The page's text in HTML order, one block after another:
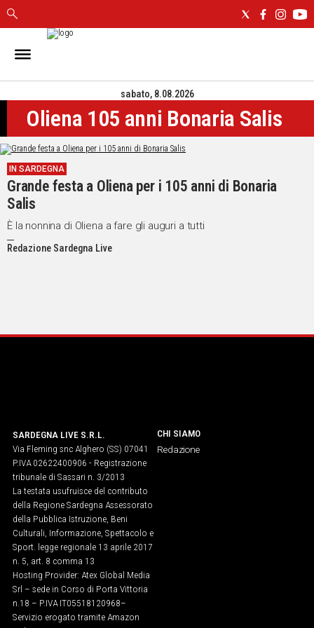
IN
CAGLIARI
SASSARI
NUORO
ORISTANO
SULCIS
GALLURA
OGLIASTRA
MEDIO
CAMPIDANO
IN
STORIE
VIDEO
UNISCITI
AL CANALE
WHATSAPP
sabato, 8.08.2026
Oliena 105 anni Bonaria Salis
IN SARDEGNA
Grande festa a Oliena per i 105 anni di Bonaria
Salis
È la nonnina di Oliena a fare gli auguri a tutti
Redazione Sardegna Live
SARDEGNA LIVE S.R.L.
Via Fleming snc Alghero (SS) 07041
P.IVA 02622400906 - Registrazione
tribunale di Sassari n. 3/2013
La testata usufruisce del contributo
della Regione Sardegna Assessorato
della Pubblica Istruzione, Beni
Culturali, Informazione, Spettacolo e
Sport. legge regionale 13 aprile 2017
n. 5, art. 8 comma 13
Hosting Provider: Atex Global Media
Srl – sede in Corso di Porta Vittoria
n.18 – P.IVA IT05518120968​–
Servizio erogato tramite Amazon
CHI SIAMO
Redazione